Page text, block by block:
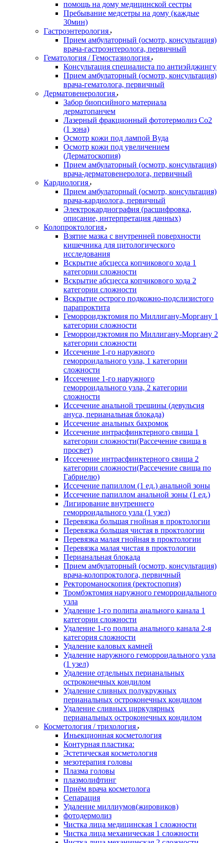
помощь на дому медицинской сестры
Пребывание медсетры на дому (каждые
30мин)
Гастроэнтерология
Прием амбулаторный (осмотр, консультация)
врача-гастроэнтеролога, первичный
Гематология / Гемостазиология
Консультация специалиста по антиэйджингу
Прием амбулаторный (осмотр, консультация)
врача-гематолога, первичный
Дерматовенерология
Забор биопсийного материала
дерматопанчем
Лазерный фракционный фототермолиз Со2
(1 зона)
Осмотр кожи под лампой Вуда
Осмотр кожи под увеличением
(Дерматоскопия)
Прием амбулаторный (осмотр, консультация)
врача-дерматовенеролога, первичный
Кардиология
Прием амбулаторный (осмотр, консультация)
врача-кардиолога, первичный
Электрокардиография (расшифровка,
описание, интерпретация данных)
Колопроктология
Взятие мазка с внутренней поверхности
кишечника для цитологического
исследования
Вскрытие абсцесса копчикового хода 1
категории сложности
Вскрытие абсцесса копчикового хода 2
категории сложности
Вскрытие острого подкожно-подслизистого
парапроктита
Геморроидэктомия по Миллигану-Моргану 1
категории сложности
Геморроидэктомия по Миллигану-Моргану 2
категории сложности
Иссечение 1-го наружного
геморроидального узла, 1 категории
сложности
Иссечение 1-го наружного
геморроидального узла, 2 категории
сложности
Иссечение анальной трещины (девульсия
ануса, перианальная блокада)
Иссечение анальных бахромок
Иссечение интрасфинктерного свища 1
категории сложности(Рассечение свища в
просвет)
Иссечение интрасфинктерного свища 2
категории сложности(Рассечение свища по
Габриелю)
Иссечение папиллом (1 ед.) анальной зоны
Иссечение папиллом анальной зоны (1 ед.)
Лигирование внутреннего
геморроидального узла (1 узел)
Перевязка большая гнойная в проктологии
Перевязка большая чистая в проктологии
Перевязка малая гнойная в проктологии
Перевязка малая чистая в проктологии
Перианальная блокада
Прием амбулаторный (осмотр, консультация)
врача-колопроктолога, первичный
Ректороманоскопия (ректоспопия)
Тромбэктомия наружного геморроидального
узла
Удаление 1-го полипа анального канала 1
категории сложности
Удаление 1-го полипа анального канала 2-я
категория сложности
Удаление каловых камней
Удаление наружного геморроидального узла
(1 узел)
Удаление отдельных перианальных
остроконечных кондилом
Удаление сливных полукружных
перианальных остроконечных кондилом
Удаление сливных циркулярных
перианальных остроконечных кондилом
Косметология / трихология
Иньекционная косметология
Контурная пластика:
Эстетическая косметология
мезотерапия головы
Плазма головы
плазмолифтинг
Приём врача косметолога
Сепарация
Удаление миллиумов(жировиков)
фотодермолиз
Чистка лица медицинская 1 сложности
Чистка лица механическая 1 сложности